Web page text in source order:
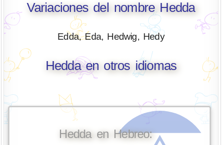
Variaciones del nombre Hedda
Edda, Eda, Hedwig, Hedy
Hedda en otros idiomas
Hedda en Hebreo: